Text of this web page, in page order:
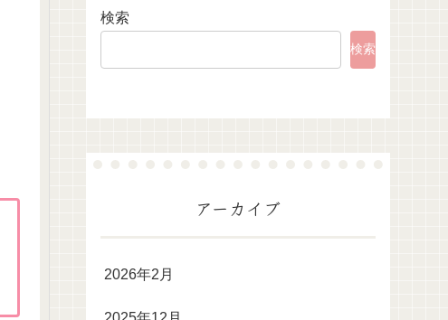
検索
検索
アーカイブ
2026年2月